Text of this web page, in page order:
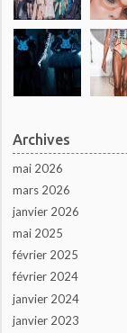
Archives
mai 2026
mars 2026
janvier 2026
mai 2025
février 2025
février 2024
janvier 2024
janvier 2023